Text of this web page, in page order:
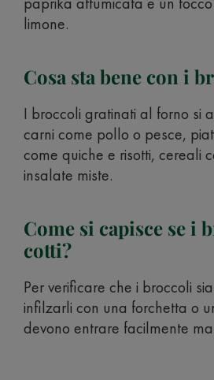
limone.
Cosa sta bene con i
I broccoli gratinati al forno si
carni come pollo o pesce,
come quiche e risotti, cereali
insalate miste.
Come si capisce se i
cotti?
Per verificare che i broccoli
infilzarli con una forchetta o
devono entrare facilmente